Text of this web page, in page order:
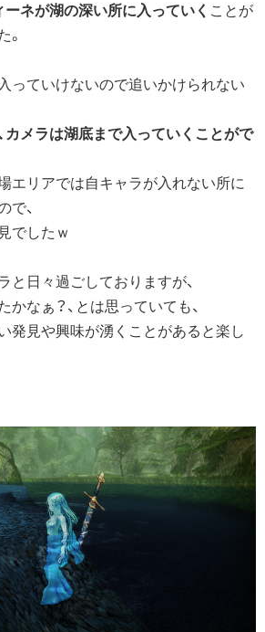
ーネが湖の深い所に入っていく ことが
っていけないので追いかけられない
カメラは湖底まで入っていくことがで
エリアでは自キャラが入れない所に
、
でしたｗ
と日々過ごしておりますが、
なぁ？、とは思っていても、
発見や興味が湧くことがあると楽し